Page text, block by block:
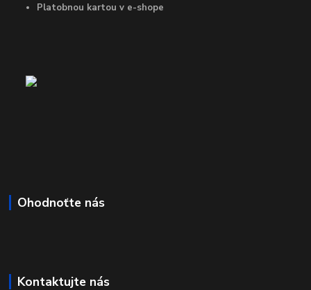
Platobnou kartou v e-shope
Ohodnoťte nás
Kontaktujte nás